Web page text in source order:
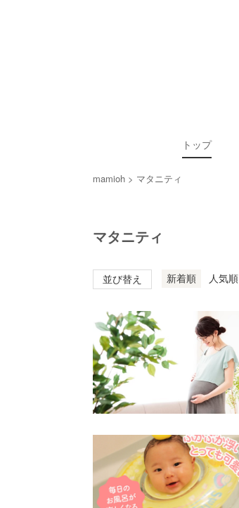
トップ
mamioh マタニティ
マタニティ
並び替え 新着順 人気順